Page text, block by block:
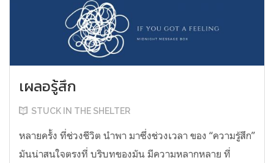
เผลอรู้สึก
STUCK IN THE SHELTER
หลายครั้ง ที่ช่วงชีวิต นำพา มาซึ่งช่วงเวลา ของ “ความรู้สึก”
มันน่าสนใจตรงที่ บริบทของมัน มีความหลากหลาย ที่